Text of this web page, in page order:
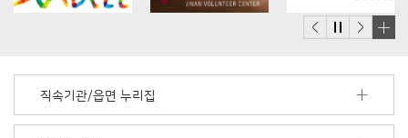
더
직속기관/읍면 누리집